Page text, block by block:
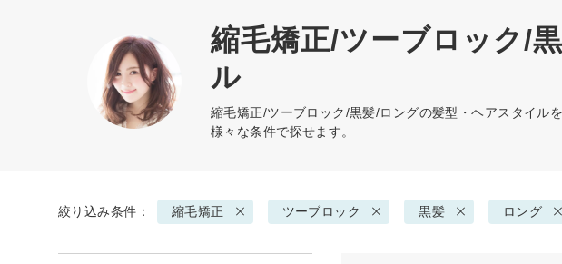
縮毛矯正/ツーブロック/
ル
縮毛矯正/ツーブロック/黒髪/ロングの髪型・ヘアスタイル
様々な条件で探せます。
絞り込み条件： 縮毛矯正 ツーブロック 黒髪 ロング